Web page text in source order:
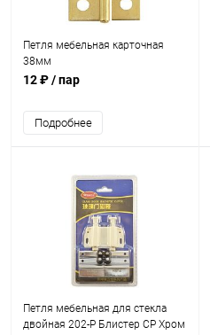
Петля мебельная карточная
38мм
12 ₽/ пар
Подробнее
Петля мебельная для стекла
двойная 202-P Блистер CP Хром